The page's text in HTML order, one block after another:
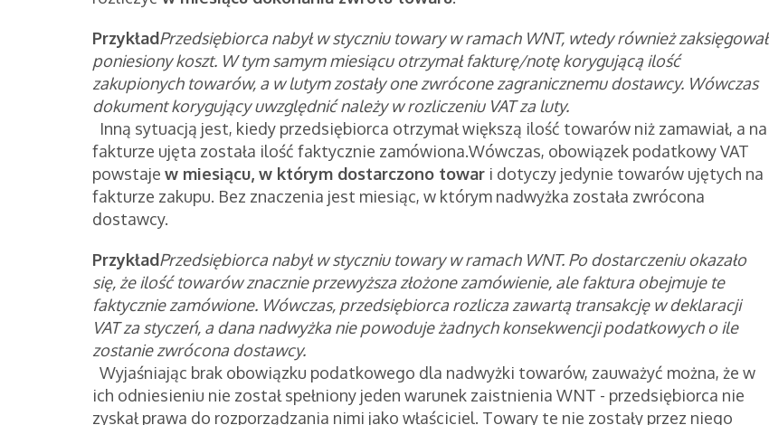
PrzykładPrzedsiębiorca nabył w styczniu towary w ramach WNT, wtedy również zaksięgował
poniesiony koszt. W tym samym miesiącu otrzymał fakturę/notę korygującą ilość
zakupionych towarów, a w lutym zostały one zwrócone zagranicznemu dostawcy. Wówczas
dokument korygujący uwzględnić należy w rozliczeniu VAT za luty.
Inną sytuacją jest, kiedy przedsiębiorca otrzymał większą ilość towarów niż zamawiał, a na
fakturze ujęta została ilość faktycznie zamówiona.Wówczas, obowiązek podatkowy VAT
powstaje w miesiącu, w którym dostarczono towar i dotyczy jedynie towarów ujętych na
fakturze zakupu. Bez znaczenia jest miesiąc, w którym nadwyżka została zwrócona
dostawcy.
PrzykładPrzedsiębiorca nabył w styczniu towary w ramach WNT. Po dostarczeniu okazało
się, że ilość towarów znacznie przewyższa złożone zamówienie, ale faktura obejmuje te
faktycznie zamówione. Wówczas, przedsiębiorca rozlicza zawartą transakcję w deklaracji
VAT za styczeń, a dana nadwyżka nie powoduje żadnych konsekwencji podatkowych o ile
zostanie zwrócona dostawcy.
Wyjaśniając brak obowiązku podatkowego dla nadwyżki towarów, zauważyć można, że w
ich odniesieniu nie został spełniony jeden warunek zaistnienia WNT - przedsiębiorca nie
zyskał prawa do rozporządzania nimi jako właściciel. Towary te nie zostały przez niego